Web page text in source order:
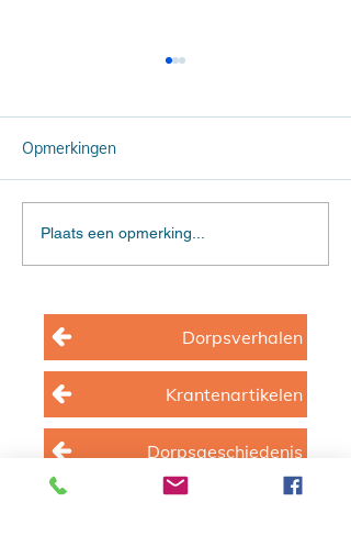
De noodlottige
steekpartij (deel 2)
Opmerkingen
Plaats een opmerking...
Dorpsverhalen
Krantenartikelen
Dorpsgeschiedenis